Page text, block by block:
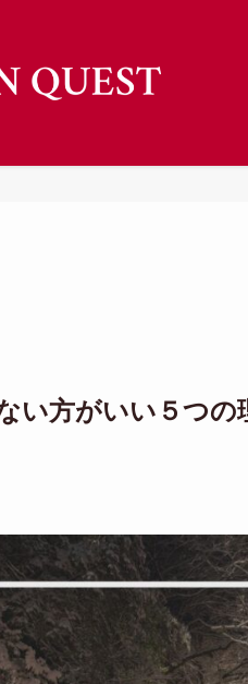
い方がいい５つ